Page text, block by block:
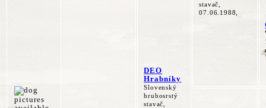
DEO
Hrabníky
Slovenský
hrubosrstý
stavač,
stavač,
07.06.1988,